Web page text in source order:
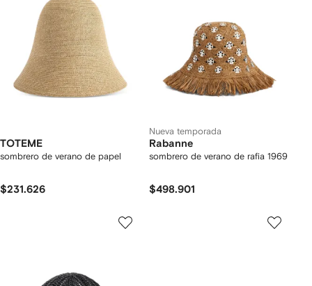
TOTEME
sombrero de verano de papel
$231.626
Nueva temporada
Rabanne
sombrero de verano de rafia 1969
$498.901